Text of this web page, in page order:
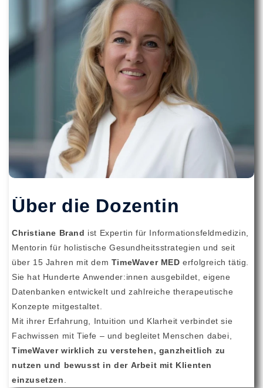
Über die Dozentin
Christiane Brand ist Expertin für Informationsfeldmedizin,
Mentorin für holistische Gesundheitsstrategien und seit
über 15 Jahren mit dem TimeWaver MED erfolgreich tätig.
Sie hat Hunderte Anwender:innen ausgebildet, eigene
Datenbanken entwickelt und zahlreiche therapeutische
Konzepte mitgestaltet.
Mit ihrer Erfahrung, Intuition und Klarheit verbindet sie
Fachwissen mit Tiefe – und begleitet Menschen dabei,
TimeWaver wirklich zu verstehen, ganzheitlich zu
nutzen und bewusst in der Arbeit mit Klienten
einzusetzen